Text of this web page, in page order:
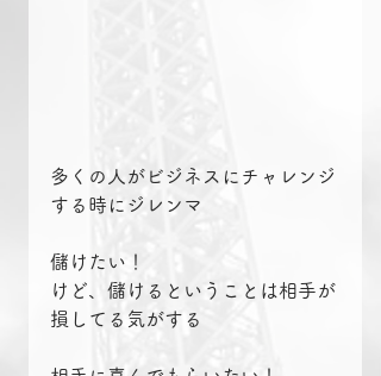
多くの人がビジネスにチャレンジ
する時にジレンマ
儲けたい！
けど、儲けるということは相手が
損してる気がする